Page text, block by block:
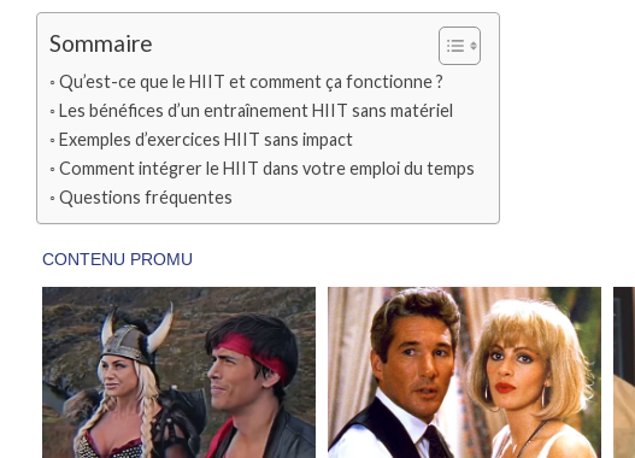
Sommaire
Qu’est-ce que le HIIT et comment ça fonctionne ?
Les bénéfices d’un entraînement HIIT sans matériel
Exemples d’exercices HIIT sans impact
Comment intégrer le HIIT dans votre emploi du temps
Questions fréquentes